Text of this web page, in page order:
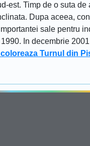
est. Timp de o suta
Dupa aceea,
sale pentru
In decembrie
Turnul din